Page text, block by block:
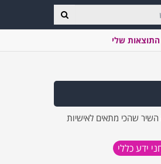
התוצאות שלי
השיר שהכי מתאים לאישיות
ידע כללי